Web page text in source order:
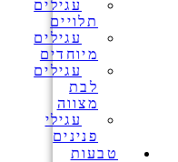
עגילים
תלויים
עגילים
מיוחדים
עגילים
לבת
מצווה
עגילי
פנינים
טבעות